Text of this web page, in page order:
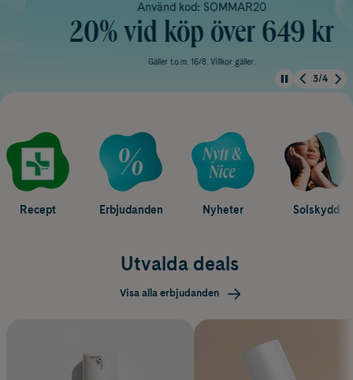
Använd kod: SOMMAR20
20% vid köp över 649 kr
Gäller t.o.m. 16/8. Villkor gäller.
3/4
Recept Erbjudanden Nyheter Solskydd
Utvalda deals
Visa alla erbjudanden